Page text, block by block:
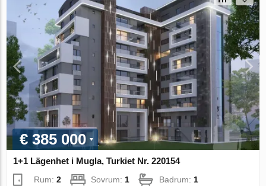
€ 385 000
1+1 Lägenhet i Mugla, Turkiet Nr. 220154
Rum:2 Sovrum: 1 Badrum: 1